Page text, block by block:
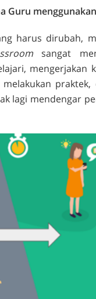
Guru
harus dirubah,
sangat
mengerjakan
lagi mendengar